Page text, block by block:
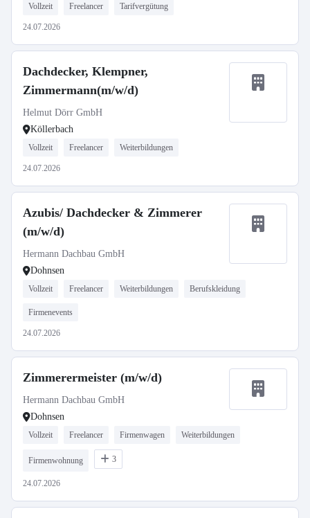
Vollzeit Freelancer Tarifvergütung
24.07.2026
Dachdecker, Klempner,
Zimmermann(m/w/d)
Helmut Dörr GmbH
Köllerbach
Vollzeit Freelancer Weiterbildungen
24.07.2026
Azubis/ Dachdecker & Zimmerer
(m/w/d)
Hermann Dachbau GmbH
Dohnsen
Vollzeit Freelancer Weiterbildungen Berufskleidung
Firmenevents
24.07.2026
Zimmerermeister (m/w/d)
Hermann Dachbau GmbH
Dohnsen
Vollzeit Freelancer Firmenwagen Weiterbildungen
Firmenwohnung 3
24.07.2026